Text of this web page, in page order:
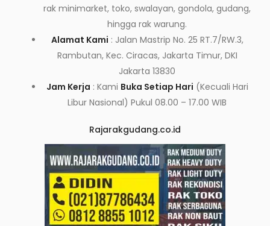
rak minimarket, toko, swalayan, gondola, gudang,
hingga rak warung.
Alamat Kami : Jalan Mastrip No. 25 RT.7/RW.3,
Rambutan, Kec. Ciracas, Jakarta Timur, DKI
Jakarta 13830
Jam Kerja : Kami Buka Setiap Hari (Kecuali Hari
Libur Nasional) Pukul 08.00 – 17.00 WIB
Rajarakgudang.co.id